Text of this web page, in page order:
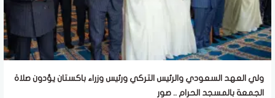
ولي العهد السعودي والرئيس التركي ورئيس وزراء باكستان يؤدون صلاة
الجمعة بالمسجد الحرام .. صور